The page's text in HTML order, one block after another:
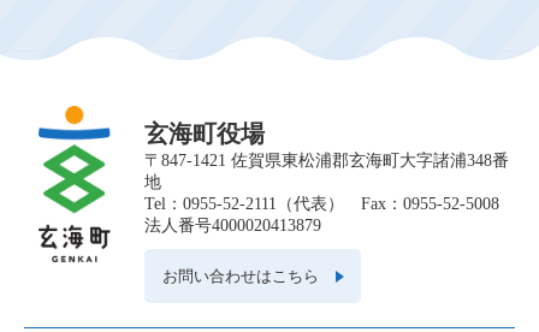
玄海町役場
〒847-1421 佐賀県東松浦郡玄海町大字諸浦348番
地
Tel：0955-52-2111（代表） Fax：0955-52-5008
法人番号4000020413879
お問い合わせはこちら